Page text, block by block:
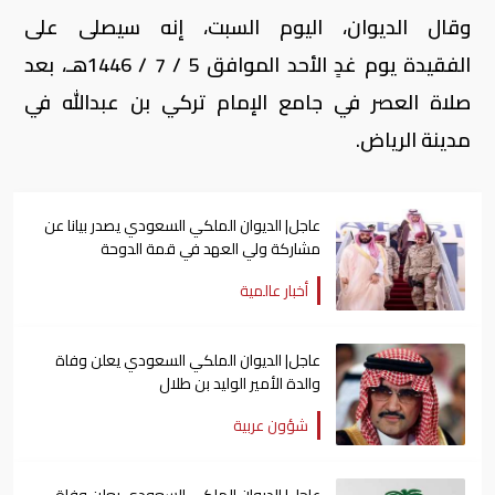
وقال الديوان، اليوم السبت، إنه سيصلى على
الفقيدة يوم غدٍ الأحد الموافق 5 / 7 / 1446هـ، بعد
صلاة العصر في جامع الإمام تركي بن عبدالله في
مدينة الرياض.
عاجل| الديوان الملكي السعودي يصدر بيانا عن
مشاركة ولي العهد في قمة الدوحة
أخبار عالمية
عاجل| الديوان الملكي السعودي يعلن وفاة
والدة الأمير الوليد بن طلال
شؤون عربية